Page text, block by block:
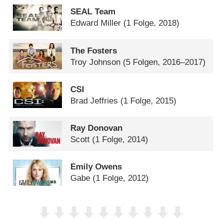
SEAL Team
Edward Miller (1 Folge, 2018)
The Fosters
Troy Johnson (5 Folgen, 2016–2017)
CSI
Brad Jeffries (1 Folge, 2015)
Ray Donovan
Scott (1 Folge, 2014)
Emily Owens
Gabe (1 Folge, 2012)